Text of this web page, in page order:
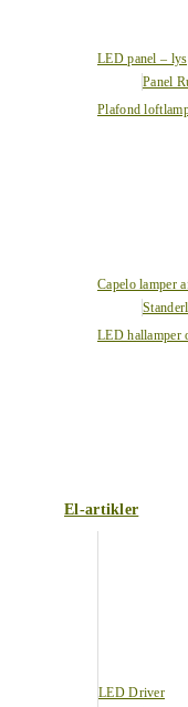
LED panel –
Panel
Plafond
Capelo lamper
LED hallamper
El-artikler
LED Driver